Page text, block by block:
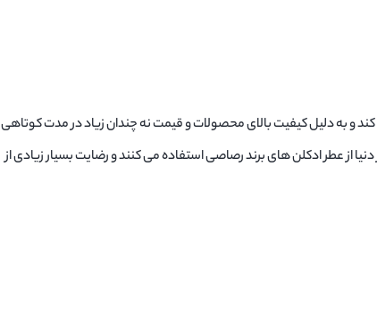
و به دلیل کیفیت بالای محصولات و قیمت نه چندان زیاد در مدت کوتاهی
از عطر ادکلن های برند رصاصی استفاده می کنند و رضایت بسیار زیادی از